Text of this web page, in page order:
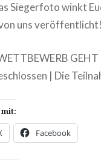
Siegerfoto winkt
uns veröffentlicht!
| Die
mit:
Facebook